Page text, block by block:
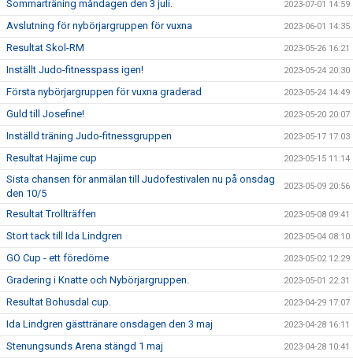
Sommarträning måndagen den 3 juli. 2023-07-01 14:59
Avslutning för nybörjargruppen för vuxna 2023-06-01 14:35
Resultat Skol-RM 2023-05-26 16:21
Inställt Judo-fitnesspass igen! 2023-05-24 20:30
Första nybörjargruppen för vuxna graderad 2023-05-24 14:49
Guld till Josefine! 2023-05-20 20:07
Inställd träning Judo-fitnessgruppen 2023-05-17 17:03
Resultat Hajime cup 2023-05-15 11:14
Sista chansen för anmälan till Judofestivalen nu på onsdag
den 10/5
2023-05-09 20:56
Resultat Trollträffen 2023-05-08 09:41
Stort tack till Ida Lindgren 2023-05-04 08:10
GO Cup - ett föredöme 2023-05-02 12:29
Gradering i Knatte och Nybörjargruppen. 2023-05-01 22:31
Resultat Bohusdal cup. 2023-04-29 17:07
Ida Lindgren gästtränare onsdagen den 3 maj 2023-04-28 16:11
Stenungsunds Arena stängd 1 maj 2023-04-28 10:41